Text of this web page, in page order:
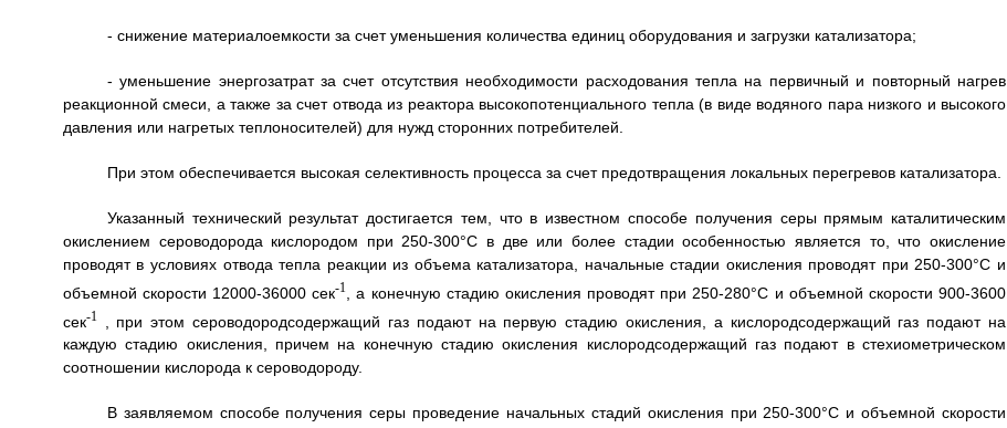
- снижение материалоемкости за счет уменьшения количества единиц оборудования и загрузки катализатора;
- уменьшение энергозатрат за счет отсутствия необходимости расходования тепла на первичный и повторный нагрев
реакционной смеси, а также за счет отвода из реактора высокопотенциального тепла (в виде водяного пара низкого и высокого
давления или нагретых теплоносителей) для нужд сторонних потребителей.
При этом обеспечивается высокая селективность процесса за счет предотвращения локальных перегревов катализатора.
Указанный технический результат достигается тем, что в известном способе получения серы прямым каталитическим
окислением сероводорода кислородом при 250-300°C в две или более стадии особенностью является то, что окисление
проводят в условиях отвода тепла реакции из объема катализатора, начальные стадии окисления проводят при 250-300°C и
объемной скорости 12000-36000 сек-1
, а конечную стадию окисления проводят при 250-280°C и объемной скорости 900-3600
сек-1 , при этом сероводородсодержащий газ подают на первую стадию окисления, а кислородсодержащий газ подают на
каждую стадию окисления, причем на конечную стадию окисления кислородсодержащий газ подают в стехиометрическом
соотношении кислорода к сероводороду.
В заявляемом способе получения серы проведение начальных стадий окисления при 250-300°C и объемной скорости